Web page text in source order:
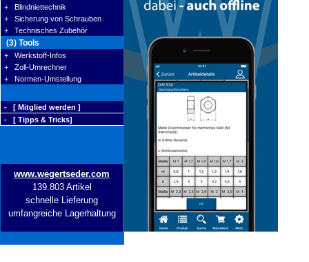
+ Blindniettechnik
+ Sicherung von Schrauben
+ Technisches Zubehör
(3) Tools
+ Werkstoff-Infos
+ Zoll-Umrechner
+ Normen-Umstellung
- [ Mitglied werden ]
- [ Tipps & Tricks]
www.wegertseder.com
139.803 Artikel
schnelle Lieferung
umfangreiche Lagerhaltung